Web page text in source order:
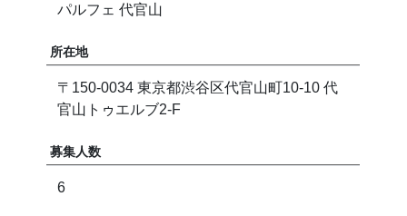
パルフェ 代官山
所在地
〒150-0034 東京都渋谷区代官山町10-10 代
官山トゥエルブ2-F
募集人数
6